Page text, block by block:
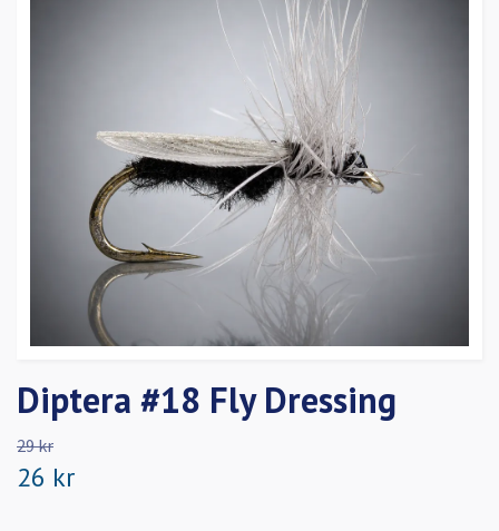
Diptera #18 Fly Dressing
29 kr
26 kr